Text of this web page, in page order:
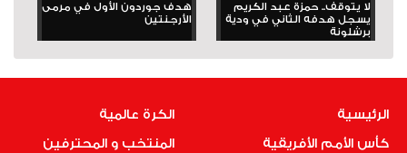
لا يتوقف.. حمزة عبد الكريم
يسجل هدفه الثاني في ودية
برشلونة
هدف جوردون الأول في مرمى
الأرجنتين
الرئيسية
كأس الأمم الأفريقية
الكرة عالمية
المنتخب و المحترفين